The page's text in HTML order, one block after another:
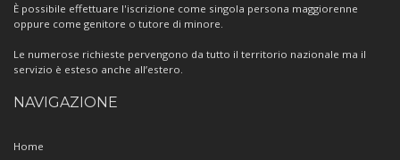
È possibile effettuare l'iscrizione come singola persona maggiorenne
oppure come genitore o tutore di minore.
Le numerose richieste pervengono da tutto il territorio nazionale ma il
servizio è esteso anche all’estero.
NAVIGAZIONE
Home